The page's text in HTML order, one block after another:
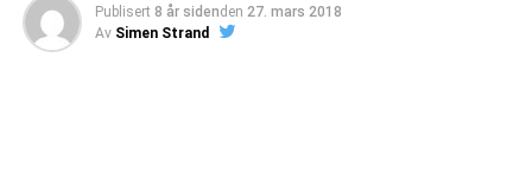
Publisert 8 år sidenden 27. mars 2018
Av Simen Strand